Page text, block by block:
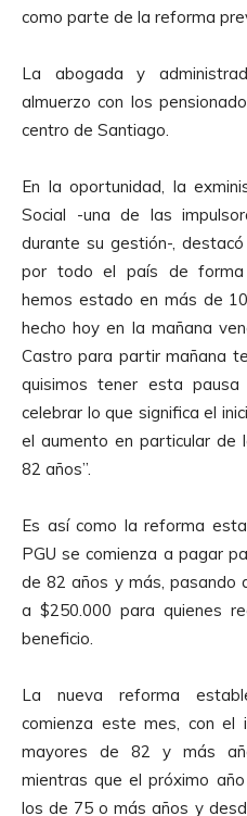
como parte de la reforma
La abogada y
almuerzo con los
centro de Santiago.
En la oportunidad, la
Social -una de las
durante su gestión-,
por todo el país de forma
hemos estado en más de
hecho hoy en la mañana
Castro para partir mañana
quisimos tener esta
celebrar lo que significa el
el aumento en particular de
82 años”.
Es así como la reforma
PGU se comienza a pagar
de 82 años y más, pasando
a $250.000 para quienes
beneficio.
La nueva reforma
comienza este mes, con el
mayores de 82 y más
mientras que el próximo
los de 75 o más años y